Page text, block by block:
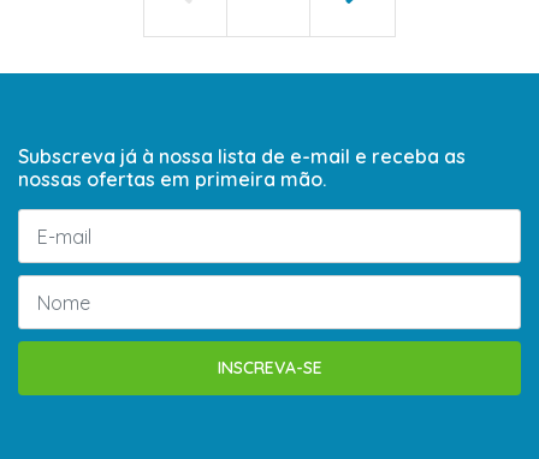
Subscreva já à nossa lista de e-mail e receba as
nossas ofertas em primeira mão.
INSCREVA-SE